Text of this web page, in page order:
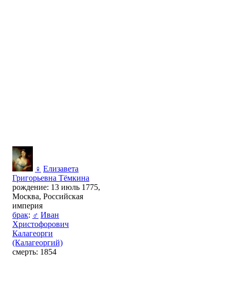
♀ Елизавета
Григорьевна Тёмкина
рождение: 13 июль 1775,
Москва, Российская
империя
брак: ♂ Иван
Христофорович
Калагеорги
(Калагеоргий)
смерть: 1854